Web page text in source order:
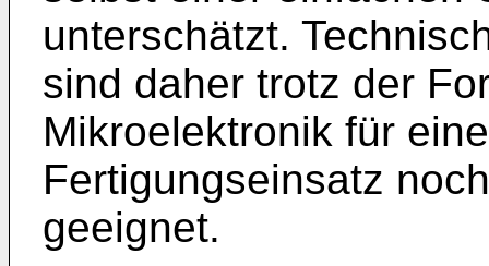
unterschätzt.
sind daher trotz der
Mikroelektronik für
Fertigungseinsatz
geeignet.